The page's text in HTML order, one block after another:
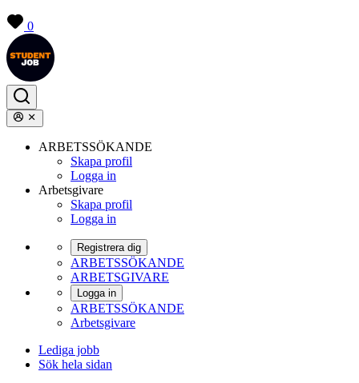
0
ARBETSSÖKANDE
Skapa profil
Logga in
Arbetsgivare
Skapa profil
Logga in
Registrera dig
ARBETSSÖKANDE
ARBETSGIVARE
Logga in
ARBETSSÖKANDE
Arbetsgivare
Lediga jobb
Sök hela sidan